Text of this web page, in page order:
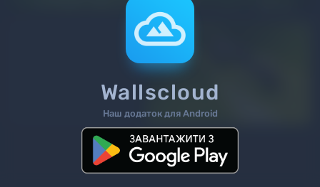
Більш показати вам нічого ;(
Wallscloud
Наш додаток для Android